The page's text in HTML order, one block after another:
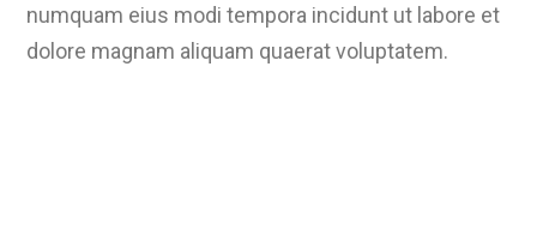
numquam eius modi tempora incidunt ut labore et
dolore magnam aliquam quaerat voluptatem.